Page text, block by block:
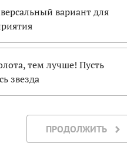
вариант для
тем лучше! Пусть
звезда
ПРОДОЛЖИТЬ